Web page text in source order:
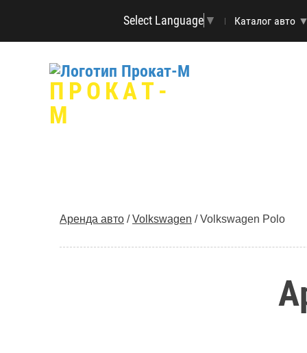
Select Language ▼ Каталог авто
ПРОКАТ-
М
Аренда авто /Volkswagen /Volkswagen Polo